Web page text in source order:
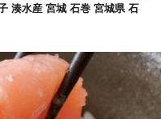
湊水産 宮城 石巻 宮城県 石